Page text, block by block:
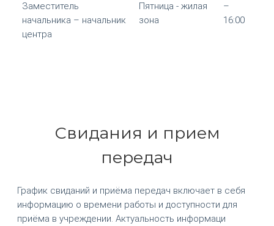
Заместитель
начальника – начальник
центра
Пятница - жилая
зона
–
16:00
Свидания и прием
передач
График свиданий и приёма передач включает в себя
информацию о времени работы и доступности для
приёма в учреждении. Актуальность информаци